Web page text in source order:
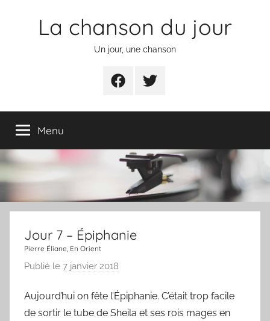
La chanson du jour
Un jour, une chanson
FacebookTwitter
Menu
Jour 7 – Épiphanie
Pierre Éliane, En Orient
Publié le 7 janvier 2018
r
L
Aujourd’hui on fête l’Épiphanie. C’était trop facile
de sortir le tube de Sheila et ses rois mages en